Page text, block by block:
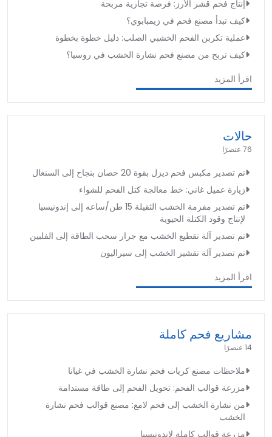
إنتاج فحم قشر الأرز: فرصة تجارية مربحة
كيف تبدأ مصنع فحم في زيمبابوي؟
عملية تكربن الفحم الخشبي الصلب: دليل خطوة بخطوة
كيف تربح من مصنع فحم نشارة الخشب في روسيا؟
اقرأ المزيد
حالات
76 عنصرًا
تم تصدير مكبس فحم ديزل بقوة 20 حصان بنجاح إلى السنغال
زيارة عميل غاني: خط معالجة كتل الفحم للشواء
تم تصدير مفرمة الخشب الثقيلة 15 طن/ساعه إلى إندونيسيا
لإنتاج وقود الكتلة الحيوية
تم تصدير آلة تقطيع الخشب مع جرار سحب الطاقة إلى الفلبين
تم تصدير آلة تقشير الخشب إلى سيراليون
اقرأ المزيد
مشاريع فحم كاملة
14 عنصرًا
ملاحظات مصنع كريات فحم نشارة الخشب في غيانا
مزرعة قوالب الفحم: تحويل الفحم إلى طاقة مستدامة
من نشارة الخشب إلى فحم لامع: مصنع قوالب فحم نشارة
الخشب
مزرعة قوالب كاملة لإندونيسيا